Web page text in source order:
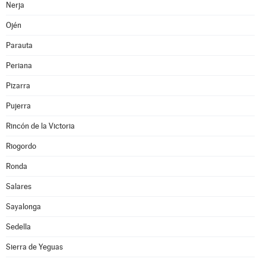
Nerja
Ojén
Parauta
Periana
Pizarra
Pujerra
Rincón de la Victoria
Riogordo
Ronda
Salares
Sayalonga
Sedella
Sierra de Yeguas